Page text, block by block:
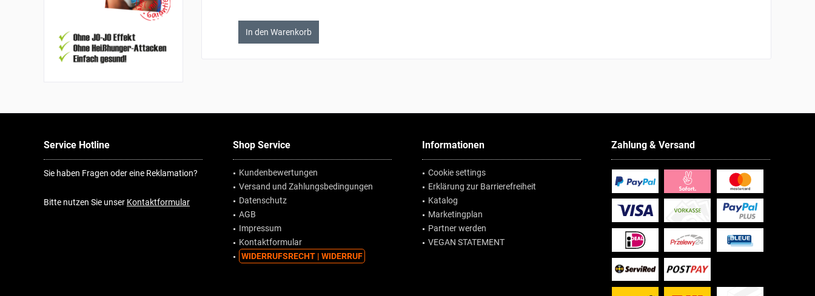
In den Warenkorb
Service Hotline
Sie haben Fragen oder eine Reklamation?
Bitte nutzen Sie unser Kontaktformular
Shop Service
Kundenbewertungen
Versand und Zahlungsbedingungen
Datenschutz
AGB
Impressum
Kontaktformular
WIDERRUFSRECHT | WIDERRUF
Informationen
Cookie settings
Erklärung zur Barrierefreiheit
Katalog
Marketingplan
Partner werden
VEGAN STATEMENT
Zahlung & Versand